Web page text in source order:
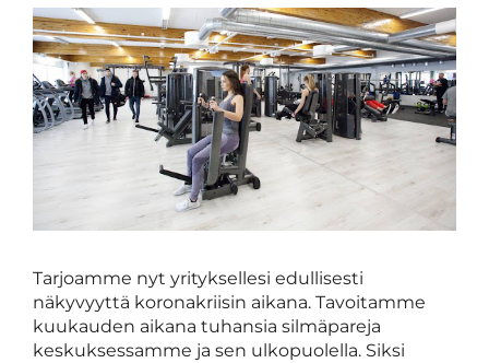
Tarjoamme nyt yrityksellesi edullisesti
näkyvyyttä koronakriisin aikana. Tavoitamme
kuukauden aikana tuhansia silmäpareja
keskuksessamme ja sen ulkopuolella. Siksi